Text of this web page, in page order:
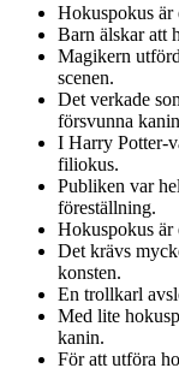
Hokuspokus är
Barn älskar att
Magikern
scenen.
Det verkade
försvunna
I Harry Potter-
filiokus.
Publiken var
föreställning.
Hokuspokus är
Det krävs
konsten.
En trollkarl
Med lite
kanin.
För att utföra